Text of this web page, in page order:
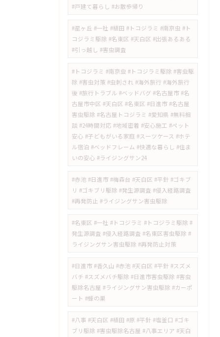
#戸建て暮らし #お散歩帰り
#星ヶ丘 #一社 #植田 #トコジラミ #南京虫 #ト
コジラミ駆除 #名東区 #天白区 #出張あるある
#引っ越し #害虫調査
#トコジラミ #南京虫 #トコジラミ駆除 #害虫駆
除 #害虫対策 #虫刺され #海外旅行 #海外旅行
後 #旅行トラブル #ベッドバグ #名古屋市 #名
古屋市中区 #天白区 #名東区 #日進市 #名古屋
害虫駆除 #名古屋トコジラミ #愛知県 #無料相
談 #24時間対応 #地域密着 #安心施工 #ペット
安心 #子どもがいる家庭 #スーツケース #ホテ
ル宿泊 #ベッドフレーム #快適な暮らし #住ま
いの安心 #ライジングサン24
#赤池 #日進市 #梅森台 #天白区 #平針 #ゴキブ
リ #ゴキブリ駆除 #発生源調査 #侵入経路調査
#再発防止 #ライジングサン害虫駆除
#名東区 #一社 #トコジラミ #トコジラミ駆除 #
発生源調査 #侵入経路調査 #名東区害虫駆除 #
ライジングサン害虫駆除 #再発防止対策
#日進市 #香久山 #赤池 #天白区 #平針 #スズメ
バチ #スズメバチ駆除 #日進市害虫駆除 #害虫
駆除名古屋 #ライジングサン害虫駆除 #カーポ
ート #蜂の巣
#八事 #天白区 #植田 #原 #平針 #塩釜口 #ゴキ
ブリ駆除 #害虫駆除名古屋 #八事エリア #天白